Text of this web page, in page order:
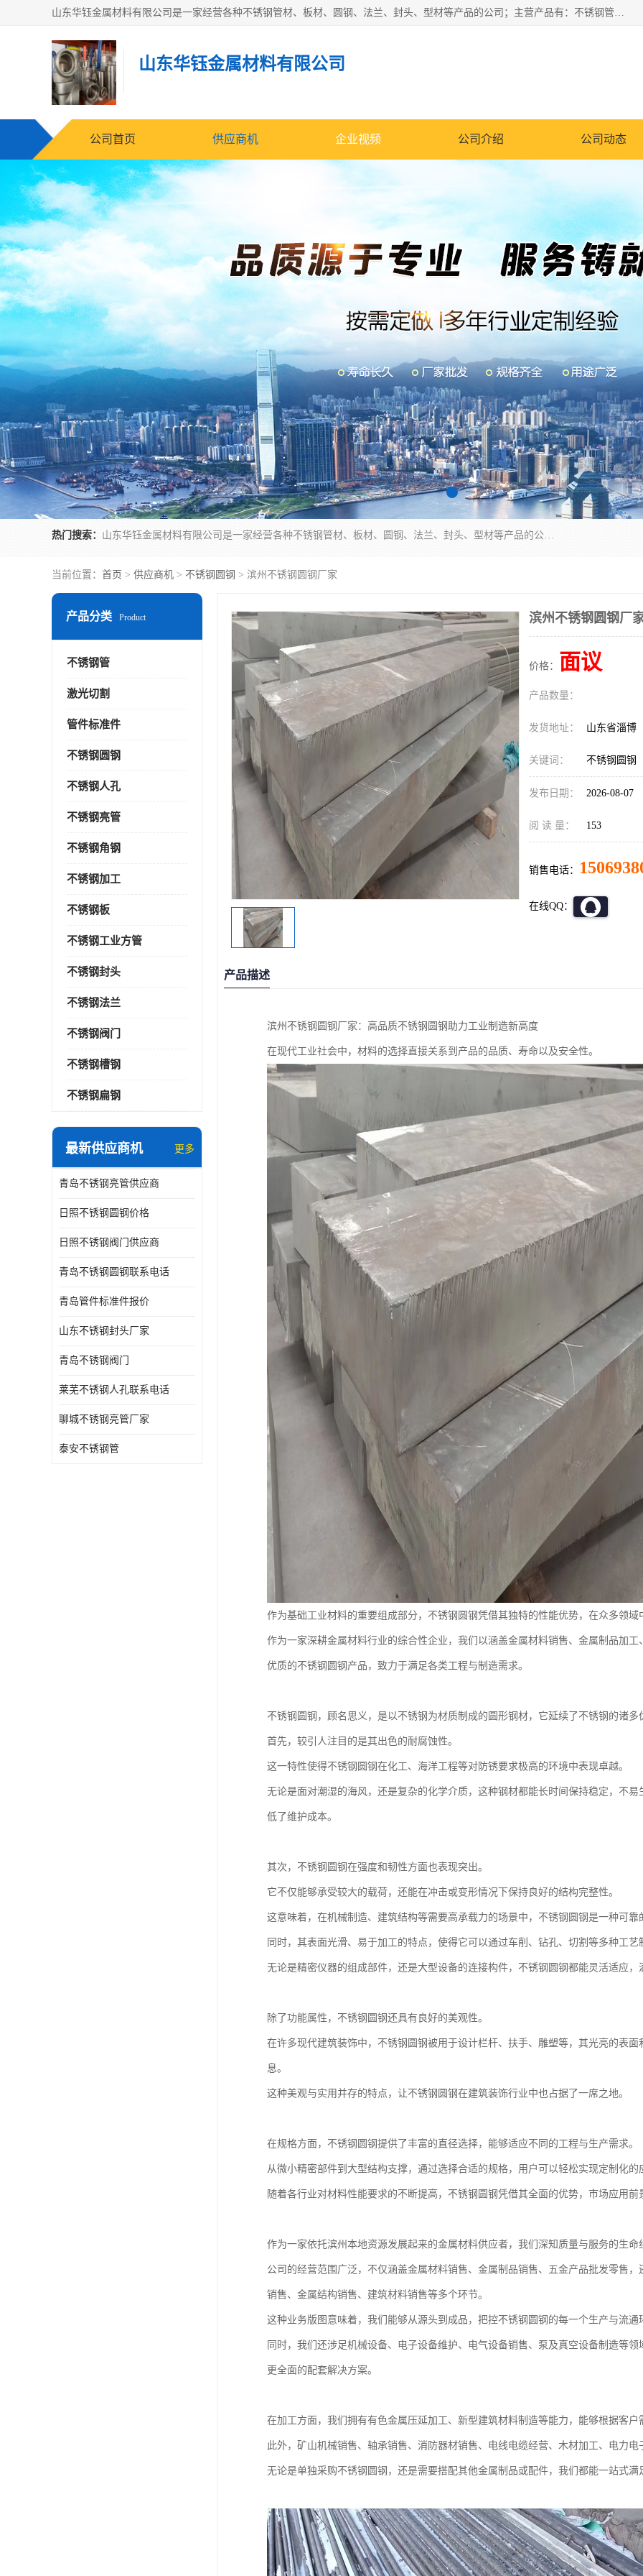
山东华钰金属材料有限公司是一家经营各种不锈钢管材、板材、圆钢、法兰、封头、型材等产品的公司；主营产品有：不锈钢管，激光切割，管件标准件，不锈钢圆钢，不锈钢人孔，不锈钢亮管，不锈钢角钢，不锈钢加工，不锈钢管子，不锈钢工业方管，不锈钢封头，不锈钢法兰，不锈钢阀门，不锈钢槽钢，不锈钢扁钢，不锈钢板等；可为客户制作各种规格的型材及不锈钢配件、非标准件及各种容器具等，能满足客户的不同采购要求。
山东华钰金属材料有限公司
公司首页 供应商机 企业视频 公司介绍 公司动态
热门搜索： 山东华钰金属材料有限公司是一家经营各种不锈钢管材、板材、圆钢、法兰、封头、型材等产品的公司；主营产品有：不锈钢管，激光切割，管件标准件，不锈钢圆钢，不锈钢人孔，不锈钢亮管，不锈钢角钢，不锈钢加工，不锈钢管子，不锈钢工业方管，不锈钢封头，不锈钢法兰，不锈钢阀门，不锈钢槽钢，不锈钢扁钢，不锈钢板等；可为客户制作各种规格的型材及不锈钢配件、非标准件及各种容器具等，能满足客户的不同采购要求。
当前位置： 首页 > 供应商机 > 不锈钢圆钢 > 滨州不锈钢圆钢厂家
产品分类 Product
不锈钢管
激光切割
管件标准件
不锈钢圆钢
不锈钢人孔
不锈钢亮管
不锈钢角钢
不锈钢加工
不锈钢板
不锈钢工业方管
不锈钢封头
不锈钢法兰
不锈钢阀门
不锈钢槽钢
不锈钢扁钢
最新供应商机 更多
青岛不锈钢亮管供应商
日照不锈钢圆钢价格
日照不锈钢阀门供应商
青岛不锈钢圆钢联系电话
青岛管件标准件报价
山东不锈钢封头厂家
青岛不锈钢阀门
莱芜不锈钢人孔联系电话
聊城不锈钢亮管厂家
泰安不锈钢管
滨州不锈钢圆钢厂
价格： 面议
产品数量：
发货地址： 山东省淄博
关键词： 不锈钢圆钢
发布日期： 2026-08-07
阅 读 量： 153
销售电话：
在线QQ：
产品描述
滨州不锈钢圆钢厂家：高品质不锈钢圆钢助力工业制造新高度
在现代工业社会中，材料的选择直接关系到产品的品质、寿命以及安全性。
作为基础工业材料的重要组成部分，不锈钢圆钢凭借其独特的性能优势，在众多领
作为一家深耕金属材料行业的综合性企业，我们以涵盖金属材料销售、金属制品加
优质的不锈钢圆钢产品，致力于满足各类工程与制造需求。
不锈钢圆钢，顾名思义，是以不锈钢为材质制成的圆形钢材，它延续了不锈钢的诸多
首先，较引人注目的是其出色的耐腐蚀性。
这一特性使得不锈钢圆钢在化工、海洋工程等对防锈要求极高的环境中表现卓越。
无论是面对潮湿的海风，还是复杂的化学介质，这种钢材都能长时间保持稳定，不
低了维护成本。
其次，不锈钢圆钢在强度和韧性方面也表现突出。
它不仅能够承受较大的载荷，还能在冲击或变形情况下保持良好的结构完整性。
这意味着，在机械制造、建筑结构等需要高承载力的场景中，不锈钢圆钢是一种可靠
同时，其表面光滑、易于加工的特点，使得它可以通过车削、钻孔、切割等多种工艺
无论是精密仪器的组成部件，还是大型设备的连接构件，不锈钢圆钢都能灵活适应，
除了功能属性，不锈钢圆钢还具有良好的美观性。
在许多现代建筑装饰中，不锈钢圆钢被用于设计栏杆、扶手、雕塑等，其光亮的表
息。
这种美观与实用并存的特点，让不锈钢圆钢在建筑装饰行业中也占据了一席之地。
在规格方面，不锈钢圆钢提供了丰富的直径选择，能够适应不同的工程与生产需求。
从微小精密部件到大型结构支撑，通过选择合适的规格，用户可以轻松实现定制化的
随着各行业对材料性能要求的不断提高，不锈钢圆钢凭借其全面的优势，市场应用前
作为一家依托滨州本地资源发展起来的金属材料供应者，我们深知质量与服务的生命
公司的经营范围广泛，不仅涵盖金属材料销售、金属制品销售、五金产品批发零售
销售、金属结构销售、建筑材料销售等多个环节。
这种业务版图意味着，我们能够从源头到成品，把控不锈钢圆钢的每一个生产与流通
同时，我们还涉足机械设备、电子设备维护、电气设备销售、泵及真空设备制造等
更全面的配套解决方案。
在加工方面，我们拥有有色金属压延加工、新型建筑材料制造等能力，能够根据客
此外，矿山机械销售、轴承销售、消防器材销售、电线电缆经营、木材加工、电力
无论是单独采购不锈钢圆钢，还是需要搭配其他金属制品或配件，我们都能一站式满